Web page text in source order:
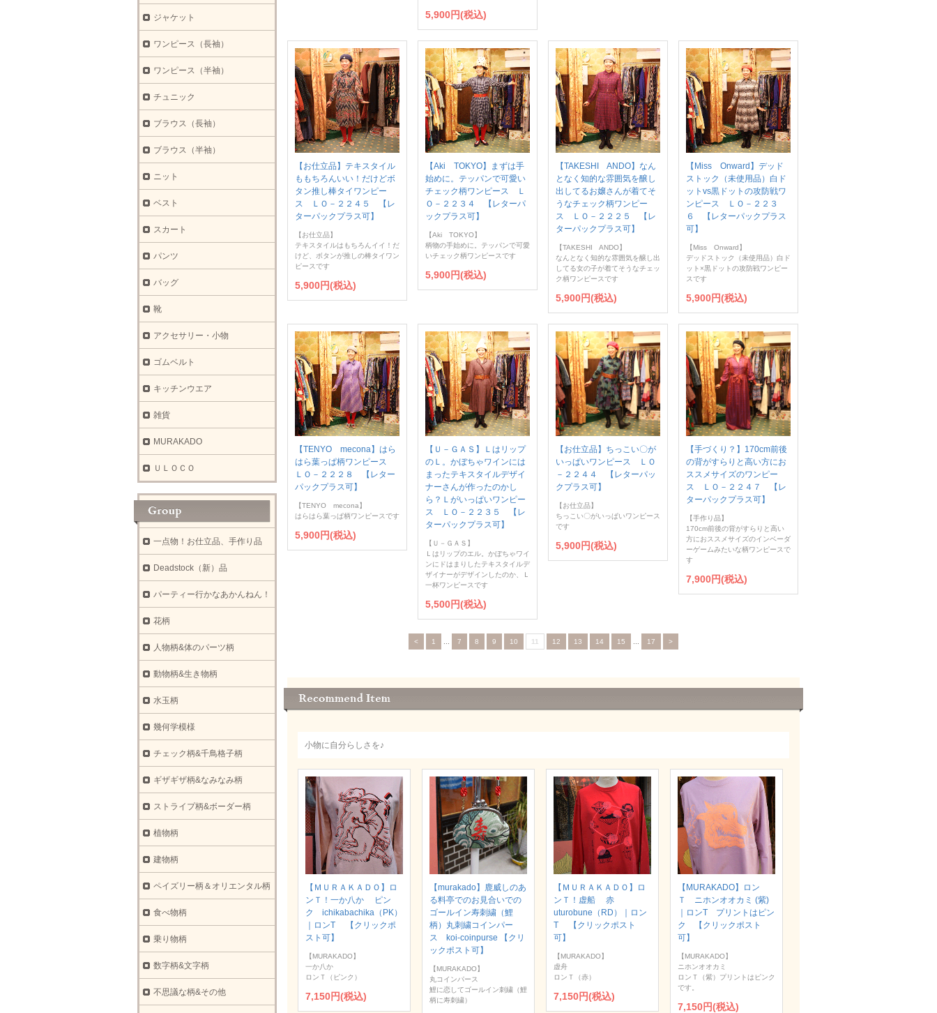
5,900円(税込)
【お仕立品】テキスタイル
ももちろんいい！だけどボ
タン推し棒タイワンピー
ス ＬＯ－２２４５ 【レ
ターパックプラス可】
【お仕立品】
テキスタイルはもちろんイイ！だ
けど、ボタンが推しの棒タイワン
ピースです
5,900円(税込)
【Aki TOKYO】まずは手
始めに。テッパンで可愛い
チェック柄ワンピース Ｌ
Ｏ－２２３４ 【レターパ
ックプラス可】
【Aki TOKYO】
柄物の手始めに。テッパンで可愛
いチェック柄ワンピースです
5,900円(税込)
【TAKESHI ANDO】なん
となく知的な雰囲気を醸し
出してるお嬢さんが着てそ
うなチェック柄ワンピー
ス ＬＯ－２２２５ 【レ
ターパックプラス可】
【TAKESHI ANDO】
なんとなく知的な雰囲気を醸し出
してる女の子が着てそうなチェッ
ク柄ワンピースです
5,900円(税込)
【Miss Onward】デッド
ストック（未使用品）白ド
ットvs黒ドットの攻防戦ワ
ンピース ＬＯ－２２３
６ 【レターパックプラス
可】
【Miss Onward】
デッドストック（未使用品）白ド
ット×黒ドットの攻防戦ワンピー
スです
5,900円(税込)
【TENYO mecona】はら
はら葉っぱ柄ワンピース
ＬＯ－２２２８ 【レター
パックプラス可】
【TENYO mecona】
はらはら葉っぱ柄ワンピースです
5,900円(税込)
【Ｕ－ＧＡＳ】Ｌはリップ
のＬ。かぼちゃワインには
まったテキスタイルデザイ
ナーさんが作ったのかし
ら？Ｌがいっぱいワンピー
ス ＬＯ－２２３５ 【レ
ターパックプラス可】
【Ｕ－ＧＡＳ】
Ｌはリップのエル。かぼちゃワイ
ンにドはまりしたテキスタイルデ
ザイナーがデザインしたのか、Ｌ
一杯ワンピースです
5,500円(税込)
【お仕立品】ちっこい〇が
いっぱいワンピース ＬＯ
－２２４４ 【レターパッ
クプラス可】
【お仕立品】
ちっこい〇がいっぱいワンピース
です
5,900円(税込)
【手づくり？】170cm前後
の背がすらりと高い方にお
ススメサイズのワンピー
ス ＬＯ－２２４７ 【レ
ターパックプラス可】
【手作り品】
170cm前後の背がすらりと高い
方におススメサイズのインベーダ
ーゲームみたいな柄ワンピースで
す
7,900円(税込)
< 1 7 8 9 10 11 12 13 14 15 17 >
小物に自分らしさを♪
【ＭＵＲＡＫＡＤＯ】ロ
ンＴ！一か八か ピン
ク ichikabachika（PK）
｜ロンT 【クリックポ
スト可】
【MURAKADO】
一か八か
ロンＴ（ピンク）
7,150円(税込)
【murakado】鹿威しのあ
る料亭でのお見合いでの
ゴールイン寿刺繍（鯉
柄）丸刺繍コインパー
ス koi-coinpurse 【クリ
ックポスト可】
【MURAKADO】
丸コインパース
鯉に恋してゴールイン刺繍（鯉
柄に寿刺繍）
【ＭＵＲＡＫＡＤＯ】ロ
ンＴ！虚船 赤
uturobune（RD）｜ロン
T 【クリックポスト
可】
【MURAKADO】
虚舟
ロンＴ（赤）
7,150円(税込)
【MURAKADO】ロン
Ｔ ニホンオオカミ (紫)
｜ロンT プリントはピン
ク 【クリックポスト
可】
【MURAKADO】
ニホンオオカミ
ロンＴ（紫）プリントはピンク
です。
7,150円(税込)
ジャケット
ワンピース（長袖）
ワンピース（半袖）
チュニック
ブラウス（長袖）
ブラウス（半袖）
ニット
ベスト
スカート
パンツ
バッグ
靴
アクセサリー・小物
ゴムベルト
キッチンウエア
雑貨
MURAKADO
ＵＬＯＣＯ
一点物！お仕立品、手作り品
Deadstock（新）品
パーティー行かなあかんねん！
花柄
人物柄&体のパーツ柄
動物柄&生き物柄
水玉柄
幾何学模様
チェック柄&千鳥格子柄
ギザギザ柄&なみなみ柄
ストライプ柄&ボーダー柄
植物柄
建物柄
ペイズリー柄＆オリエンタル柄
食べ物柄
乗り物柄
数字柄&文字柄
不思議な柄&その他